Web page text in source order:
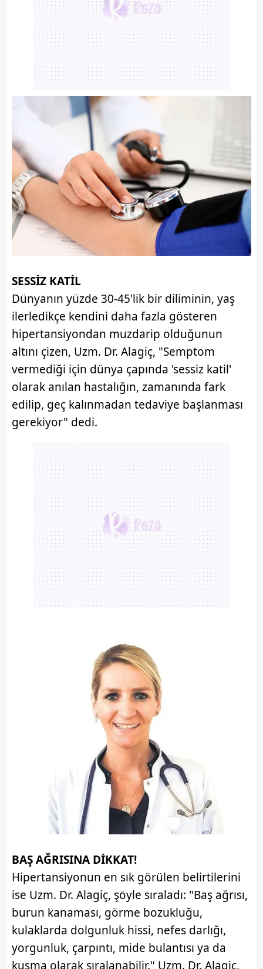
SESSİZ KATİL
Dünyanın yüzde 30-45'lik bir diliminin, yaş
ilerledikçe kendini daha fazla gösteren
hipertansiyondan muzdarip olduğunun
altını çizen, Uzm. Dr. Alagiç, "Semptom
vermediği için dünya çapında 'sessiz katil'
olarak anılan hastalığın, zamanında fark
edilip, geç kalınmadan tedaviye başlanması
gerekiyor" dedi.
BAŞ AĞRISINA DİKKAT!
Hipertansiyonun en sık görülen belirtilerini
ise Uzm. Dr. Alagiç, şöyle sıraladı: "Baş ağrısı,
burun kanaması, görme bozukluğu,
kulaklarda dolgunluk hissi, nefes darlığı,
yorgunluk, çarpıntı, mide bulantısı ya da
kusma olarak sıralanabilir." Uzm. Dr. Alagiç,